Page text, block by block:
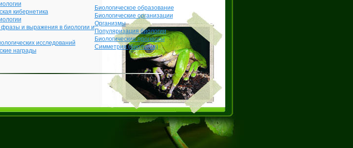
кибернетика
фразы и выражения в биологии и
исследований
награды
Биологическое образование
Биологические организации
Организмы
Популяризация биологии
Биологические процессы
Симметрия (биология)